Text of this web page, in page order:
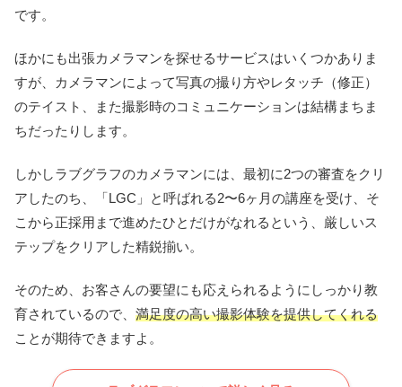
です。
ほかにも出張カメラマンを探せるサービスはいくつかありま
すが、カメラマンによって写真の撮り方やレタッチ（修正）
のテイスト、また撮影時のコミュニケーションは結構まちま
ちだったりします。
しかしラブグラフのカメラマンには、最初に2つの審査をクリ
アしたのち、「LGC」と呼ばれる2〜6ヶ月の講座を受け、そ
こから正採用まで進めたひとだけがなれるという、厳しいス
テップをクリアした精鋭揃い。
そのため、お客さんの要望にも応えられるようにしっかり教
育されているので、 満足度の高い撮影体験を提供してくれる
ことが期待できますよ。